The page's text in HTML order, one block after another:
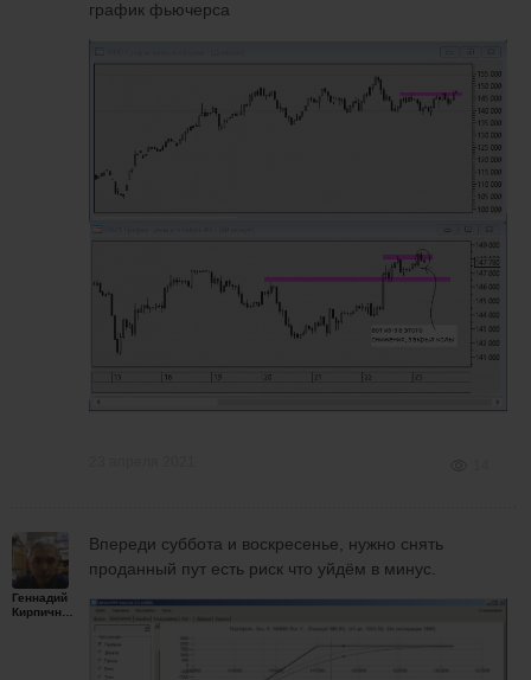
график фьючерса
Геннадий
Впереди суббота и воскресенье, нужно снять
проданный пут есть риск что уйдём в минус.